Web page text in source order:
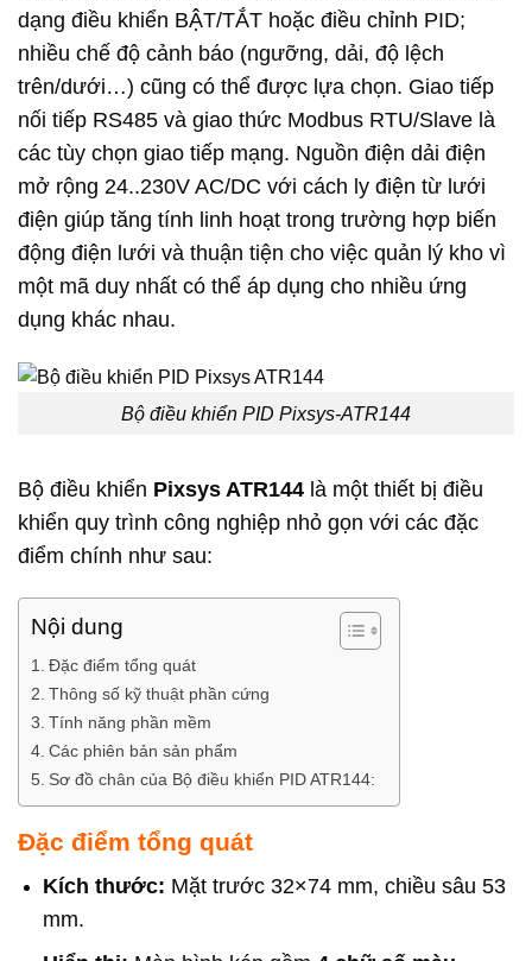
dạng điều khiển BẬT/TẮT hoặc điều chỉnh PID;
nhiều chế độ cảnh báo (ngưỡng, dải, độ lệch
trên/dưới…) cũng có thể được lựa chọn. Giao tiếp
nối tiếp RS485 và giao thức Modbus RTU/Slave là
các tùy chọn giao tiếp mạng. Nguồn điện dải điện
mở rộng 24..230V AC/DC với cách ly điện từ lưới
điện giúp tăng tính linh hoạt trong trường hợp biến
động điện lưới và thuận tiện cho việc quản lý kho vì
một mã duy nhất có thể áp dụng cho nhiều ứng
dụng khác nhau.
Bộ điều khiển PID Pixsys-ATR144
Bộ điều khiển Pixsys ATR144 là một thiết bị điều
khiển quy trình công nghiệp nhỏ gọn với các đặc
điểm chính như sau:
Nội dung
Đặc điểm tổng quát
Thông số kỹ thuật phần cứng
Tính năng phần mềm
Các phiên bản sản phẩm
Sơ đồ chân của Bộ điều khiển PID ATR144:
Đặc điểm tổng quát
Kích thước: Mặt trước 32×74 mm, chiều sâu 53
mm.